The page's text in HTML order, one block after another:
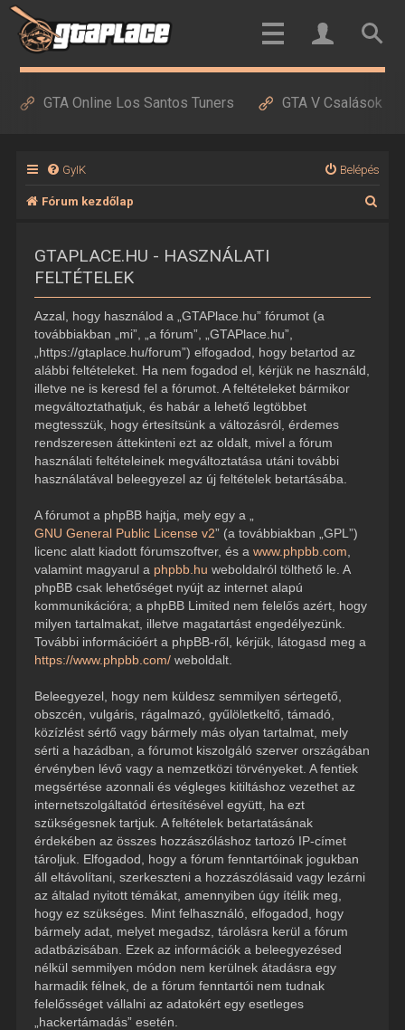
GTA Online Los Santos Tuners GTA V Csalások
GyIK Belépés
Fórum kezdőlap
GTAPLACE.HU - HASZNÁLATI
FELTÉTELEK
Azzal, hogy használod a „GTAPlace.hu” fórumot (a
továbbiakban „mi”, „a fórum”, „GTAPlace.hu”,
„https://gtaplace.hu/forum”) elfogadod, hogy betartod az
alábbi feltételeket. Ha nem fogadod el, kérjük ne használd,
illetve ne is keresd fel a fórumot. A feltételeket bármikor
megváltoztathatjuk, és habár a lehető legtöbbet
megtesszük, hogy értesítsünk a változásról, érdemes
rendszeresen áttekinteni ezt az oldalt, mivel a fórum
használati feltételeinek megváltoztatása utáni további
használatával beleegyezel az új feltételek betartásába.
A fórumot a phpBB hajtja, mely egy a „
GNU General Public License v2” (a továbbiakban „GPL”)
licenc alatt kiadott fórumszoftver, és a www.phpbb.com
valamint magyarul a phpbb.hu weboldalról tölthető le. A
phpBB csak lehetőséget nyújt az internet alapú
kommunikációra; a phpBB Limited nem felelős azért, hogy
milyen tartalmakat, illetve magatartást engedélyezünk.
További információért a phpBB-ről, kérjük, látogasd meg a
https://www.phpbb.com/weboldalt.
Beleegyezel, hogy nem küldesz semmilyen sértegető,
obszcén, vulgáris, rágalmazó, gyűlöletkeltő, támadó,
közízlést sértő vagy bármely más olyan tartalmat, mely
sérti a hazádban, a fórumot kiszolgáló szerver országában
érvényben lévő vagy a nemzetközi törvényeket. A fentiek
megsértése azonnali és végleges kitiltáshoz vezethet az
internetszolgáltatód értesítésével együtt, ha ezt
szükségesnek tartjuk. A feltételek betartatásának
érdekében az összes hozzászóláshoz tartozó IP-címet
tároljuk. Elfogadod, hogy a fórum fenntartóinak jogukban
áll eltávolítani, szerkeszteni a hozzászólásaid vagy lezárni
az általad nyitott témákat, amennyiben úgy ítélik meg,
hogy ez szükséges. Mint felhasználó, elfogadod, hogy
bármely adat, melyet megadsz, tárolásra kerül a fórum
adatbázisában. Ezek az információk a beleegyezésed
nélkül semmilyen módon nem kerülnek átadásra egy
harmadik félnek, de a fórum fenntartói nem tudnak
felelősséget vállalni az adatokért egy esetleges
„hackertámadás” esetén.